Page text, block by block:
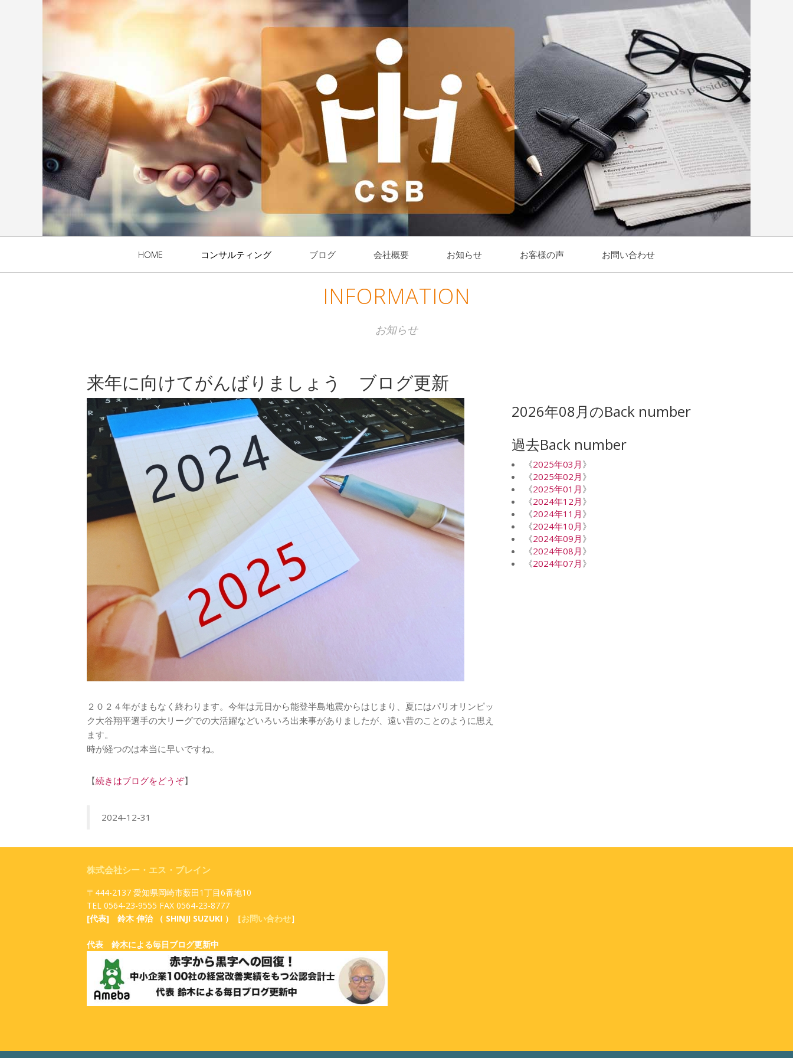
HOME コンサルティング ブログ 会社概要 お知らせ お客様の声 お問い合わせ
INFORMATION
お知らせ
来年に向けてがんばりましょう ブログ更新
２０２４年がまもなく終わります。今年は元日から能登半島地震からはじまり、夏にはパリオリンピッ
ク大谷翔平選手の大リーグでの大活躍などいろいろ出来事がありましたが、遠い昔のことのように思え
ます。
時が経つのは本当に早いですね。
【続きはブログをどうぞ】
2024-12-31
2026年08月のBack number
過去Back number
《2025年03月 》
《2025年02月 》
《2025年01月 》
《2024年12月 》
《2024年11月 》
《2024年10月 》
《2024年09月 》
《2024年08月 》
《2024年07月 》
株式会社シー・エス・ブレイン
〒444-2137 愛知県岡崎市薮田1丁目6番地10
TEL 0564-23-9555 FAX 0564-23-8777
[代表] 鈴木 伸治 （ SHINJI SUZUKI ）［お問い合わせ］
代表 鈴木による毎日ブログ更新中